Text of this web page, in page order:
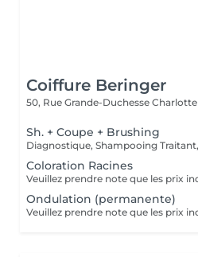
Coiffure Beringer
50, Rue Grande-Duchesse Charlotte
Sh. + Coupe + Brushing
Coloration Racines
Ondulation (permanente)